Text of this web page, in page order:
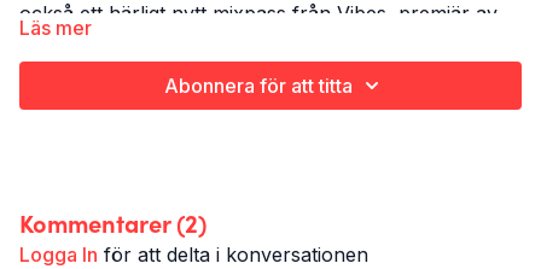
också ett härligt nytt mixpass från Vibes, premiär av
DANS!!!, kettlebellspass både live och ett nytt inspelat
och ett riktigt långt The Flow. Häng med in på Vibes
HQ när vi snicksnackar om vad som händer i maj.
flytta dem till september.
Läs mer
Abonnera för att titta
Kommentarer (2)
Logga In för att delta i konversationen